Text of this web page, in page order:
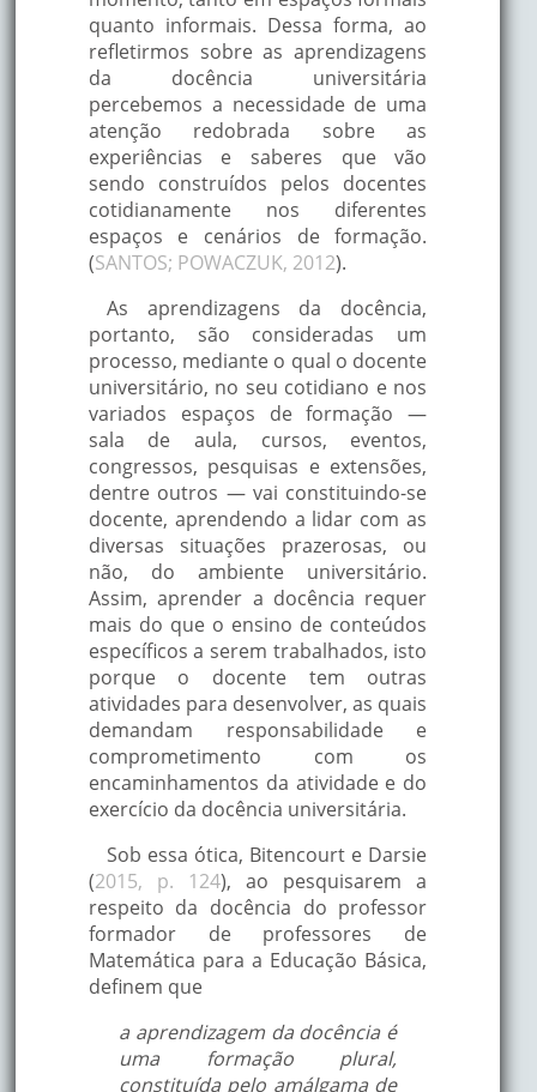
quanto informais. Dessa forma, ao
refletirmos sobre as aprendizagens
da docência universitária
percebemos a necessidade de uma
atenção redobrada sobre as
experiências e saberes que vão
sendo construídos pelos docentes
cotidianamente nos diferentes
espaços e cenários de formação.
(SANTOS; POWACZUK, 2012).
As aprendizagens da docência,
portanto, são consideradas um
processo, mediante o qual o docente
universitário, no seu cotidiano e nos
variados espaços de formação —
sala de aula, cursos, eventos,
congressos, pesquisas e extensões,
dentre outros — vai constituindo-se
docente, aprendendo a lidar com as
diversas situações prazerosas, ou
não, do ambiente universitário.
Assim, aprender a docência requer
mais do que o ensino de conteúdos
específicos a serem trabalhados, isto
porque o docente tem outras
atividades para desenvolver, as quais
demandam responsabilidade e
comprometimento com os
encaminhamentos da atividade e do
exercício da docência universitária.
Sob essa ótica, Bitencourt e Darsie
(2015, p. 124), ao pesquisarem a
respeito da docência do professor
formador de professores de
Matemática para a Educação Básica,
definem que
a aprendizagem da docência é
uma formação plural,
constituída pelo amálgama de